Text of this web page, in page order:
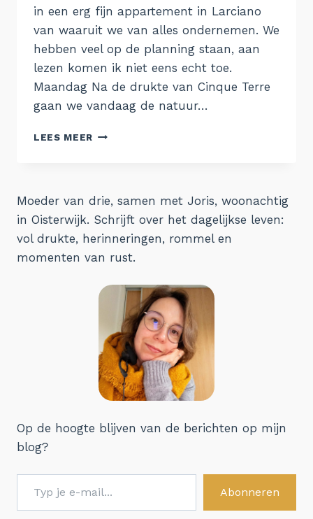
in een erg fijn appartement in Larciano
van waaruit we van alles ondernemen. We
hebben veel op de planning staan, aan
lezen komen ik niet eens echt toe.
Maandag Na de drukte van Cinque Terre
gaan we vandaag de natuur…
LEES MEER DE
Moeder van drie, samen met Joris, woonachtig
in Oisterwijk. Schrijft over het dagelijkse leven:
vol drukte, herinneringen, rommel en
momenten van rust.
Op de hoogte blijven van de berichten op mijn
blog?
Typ je e-mail...
Abonneren